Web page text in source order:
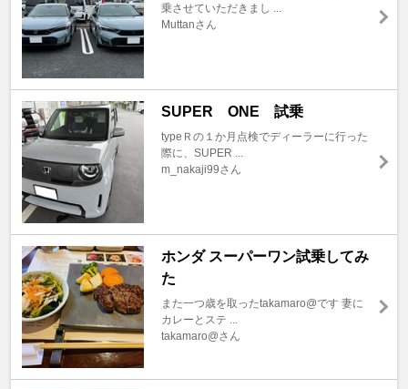
乗させていただきまし ...
Muttanさん
SUPER ONE 試乗
typeＲの１か月点検でディーラーに行った
際に、SUPER ...
m_nakaji99さん
ホンダ スーパーワン試乗してみ
た
また一つ歳を取ったtakamaro@です 妻に
カレーとステ ...
takamaro@さん